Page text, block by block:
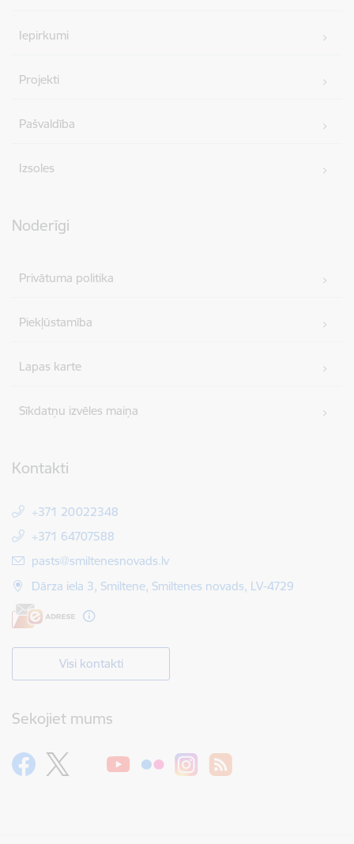
Iepirkumi
Projekti
Pašvaldība
Izsoles
Noderīgi
Privātuma politika
Piekļūstamība
Lapas karte
Sīkdatņu izvēles maiņa
Kontakti
+371 20022348
+371 64707588
E-pasts:
pasts@smiltenesnovads.lv
Dārza iela 3, Smiltene, Smiltenes novads, LV-4729
Visi kontakti
Sekojiet mums